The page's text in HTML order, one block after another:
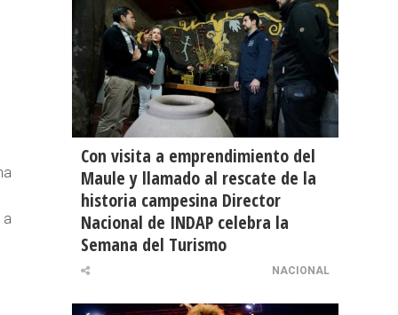
a
Con visita a emprendimiento del
Maule y llamado al rescate de la
historia campesina Director
Nacional de INDAP celebra la
Semana del Turismo
NACIONAL